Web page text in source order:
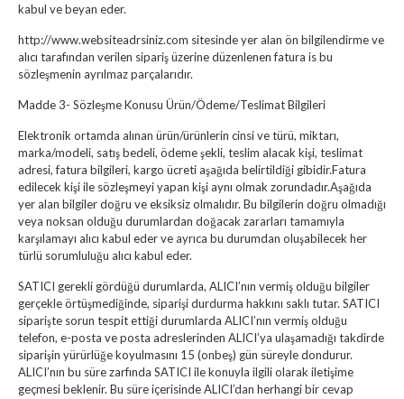
kabul ve beyan eder.
http://www.websiteadrsiniz.com sitesinde yer alan ön bilgilendirme ve
alıcı tarafından verilen sipariş üzerine düzenlenen fatura is bu
sözleşmenin ayrılmaz parçalarıdır.
Madde 3- Sözleşme Konusu Ürün/Ödeme/Teslimat Bilgileri
Elektronik ortamda alınan ürün/ürünlerin cinsi ve türü, miktarı,
marka/modeli, satış bedeli, ödeme şekli, teslim alacak kişi, teslimat
adresi, fatura bilgileri, kargo ücreti aşağıda belirtildiği gibidir.Fatura
edilecek kişi ile sözleşmeyi yapan kişi aynı olmak zorundadır.Aşağıda
yer alan bilgiler doğru ve eksiksiz olmalıdır. Bu bilgilerin doğru olmadığı
veya noksan olduğu durumlardan doğacak zararları tamamıyla
karşılamayı alıcı kabul eder ve ayrıca bu durumdan oluşabilecek her
türlü sorumluluğu alıcı kabul eder.
SATICI gerekli gördüğü durumlarda, ALICI’nın vermiş olduğu bilgiler
gerçekle örtüşmediğinde, siparişi durdurma hakkını saklı tutar. SATICI
siparişte sorun tespit ettiği durumlarda ALICI’nın vermiş olduğu
telefon, e-posta ve posta adreslerinden ALICI’ya ulaşamadığı takdirde
siparişin yürürlüğe koyulmasını 15 (onbeş) gün süreyle dondurur.
ALICI’nın bu süre zarfında SATICI ile konuyla ilgili olarak iletişime
geçmesi beklenir. Bu süre içerisinde ALICI’dan herhangi bir cevap